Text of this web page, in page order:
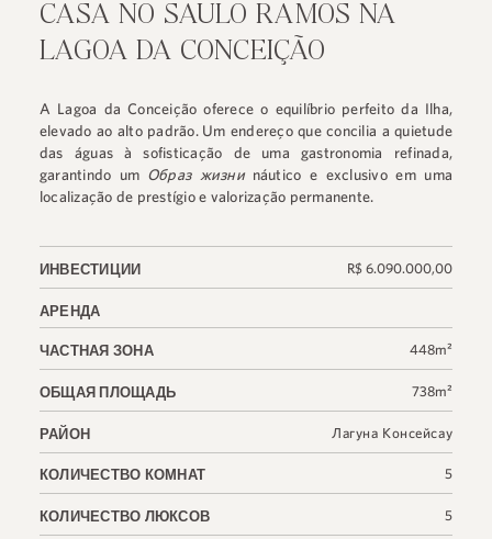
CASA NO SAULO RAMOS NA
LAGOA DA CONCEIÇÃO
A Lagoa da Conceição oferece o equilíbrio perfeito da Ilha,
elevado ao alto padrão. Um endereço que concilia a quietude
das águas à sofisticação de uma gastronomia refinada,
garantindo um Образ жизниnáutico e exclusivo em uma
localização de prestígio e valorização permanente.
ИНВЕСТИЦИИ R$ 6.090.000,00
АРЕНДА
ЧАСТНАЯ ЗОНА 448m²
ОБЩАЯ ПЛОЩАДЬ 738m²
РАЙОН Лагуна Консейсау
КОЛИЧЕСТВО КОМНАТ 5
КОЛИЧЕСТВО ЛЮКСОВ 5